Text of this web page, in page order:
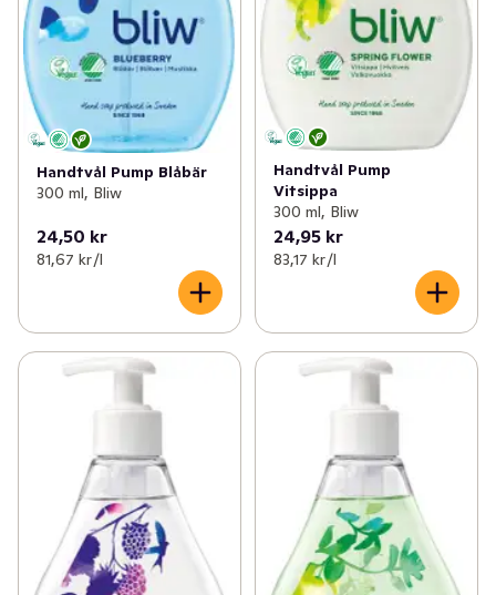
Handtvål Pump Blåbär
300 ml, Bliw
24,50 kr
81,67 kr /l
Handtvål Pump
Vitsippa
300 ml, Bliw
24,95 kr
83,17 kr /l